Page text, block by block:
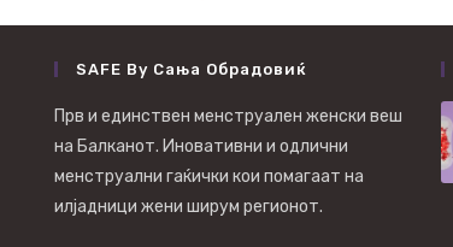
SAFE By Сања Обрадовиќ
Прв и единствен менструален женски веш
на Балканот. Иновативни и одлични
менструални гаќички кои помагаат на
илјадници жени ширум регионот.